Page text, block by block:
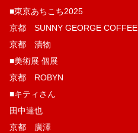
■東京あちこち2025
京都 SUNNY GEORGE COFFEE
京都 漬物
■美術展 個展
京都 ROBYN
■キティさん
田中達也
京都 廣澤